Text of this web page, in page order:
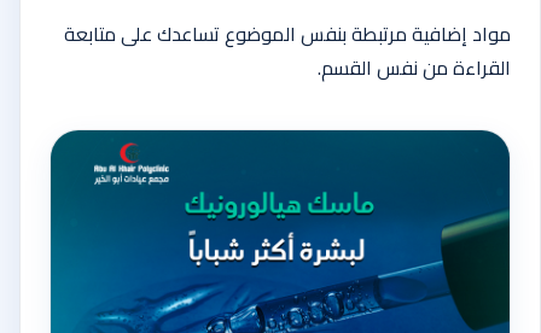
مواد إضافية مرتبطة بنفس الموضوع تساعدك على متابعة
القراءة من نفس القسم.